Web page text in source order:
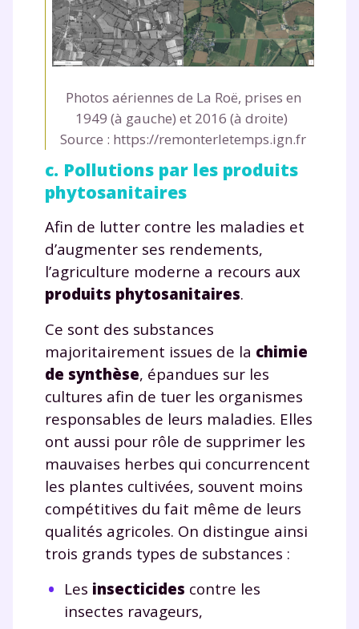
Photos aériennes de La Roë, prises en
1949 (à gauche) et 2016 (à droite)
Source : https://remonterletemps.ign.fr
c. Pollutions par les produits
phytosanitaires
Afin de lutter contre les maladies et
d’augmenter ses rendements,
l’agriculture moderne a recours aux
produits phytosanitaires.
Ce sont des substances
majoritairement issues de la chimie
de synthèse, épandues sur les
cultures afin de tuer les organismes
responsables de leurs maladies. Elles
ont aussi pour rôle de supprimer les
mauvaises herbes qui concurrencent
les plantes cultivées, souvent moins
compétitives du fait même de leurs
qualités agricoles. On distingue ainsi
trois grands types de substances :
Les insecticides contre les
insectes ravageurs,